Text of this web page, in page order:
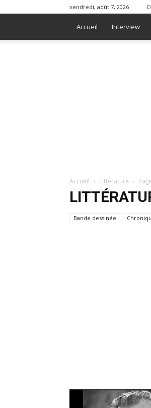
vendredi, août 7, 2026
Accueil Interview
Accueil Littérature
Bande dessinée